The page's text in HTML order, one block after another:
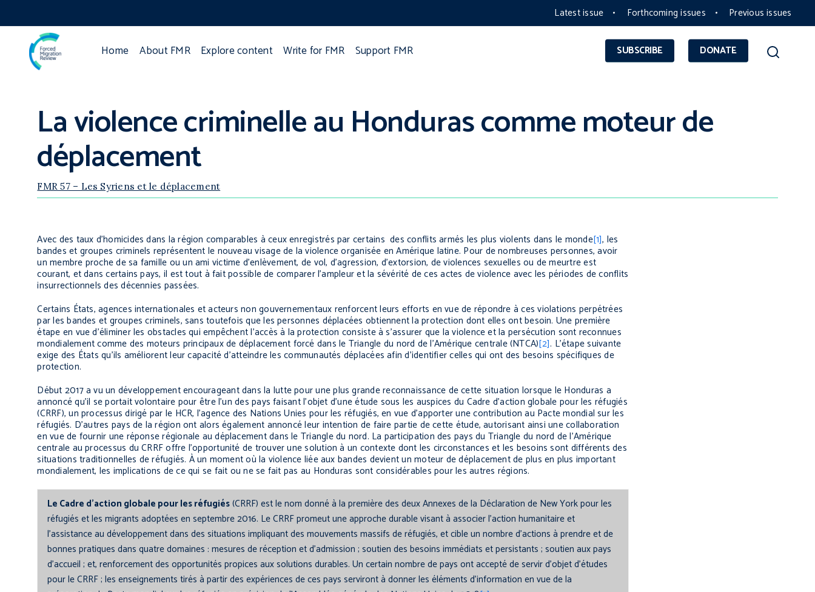
Latest issue Forthcoming issues Previous issues
SUBSCRIBE DONATE
Home About FMR Explore content Write for FMR Support FMR
La violence criminelle au Honduras comme moteur de
déplacement
FMR 57 – Les Syriens et le déplacement
Avec des taux d’homicides dans la région comparables à ceux enregistrés par certains des conflits armés les plus violents dans le monde[1], les
bandes et groupes criminels représentent le nouveau visage de la violence organisée en Amérique latine. Pour de nombreuses personnes, avoir
un membre proche de sa famille ou un ami victime d’enlèvement, de vol, d’agression, d’extorsion, de violences sexuelles ou de meurtre est
courant, et dans certains pays, il est tout à fait possible de comparer l’ampleur et la sévérité de ces actes de violence avec les périodes de conflits
insurrectionnels des décennies passées.
Certains États, agences internationales et acteurs non gouvernementaux renforcent leurs efforts en vue de répondre à ces violations perpétrées
par les bandes et groupes criminels, sans toutefois que les personnes déplacées obtiennent la protection dont elles ont besoin. Une première
étape en vue d’éliminer les obstacles qui empêchent l’accès à la protection consiste à s’assurer que la violence et la persécution sont reconnues
mondialement comme des moteurs principaux de déplacement forcé dans le Triangle du nord de l’Amérique centrale (NTCA)[2]. L’étape suivante
exige des États qu’ils améliorent leur capacité d’atteindre les communautés déplacées afin d’identifier celles qui ont des besoins spécifiques de
protection.
Début 2017 a vu un développement encourageant dans la lutte pour une plus grande reconnaissance de cette situation lorsque le Honduras a
annoncé qu’il se portait volontaire pour être l’un des pays faisant l’objet d’une étude sous les auspices du Cadre d’action globale pour les réfugiés
(CRRF), un processus dirigé par le HCR, l’agence des Nations Unies pour les réfugiés, en vue d’apporter une contribution au Pacte mondial sur les
réfugiés. D’autres pays de la région ont alors également annoncé leur intention de faire partie de cette étude, autorisant ainsi une collaboration
en vue de fournir une réponse régionale au déplacement dans le Triangle du nord. La participation des pays du Triangle du nord de l’Amérique
centrale au processus du CRRF offre l’opportunité de trouver une solution à un contexte dont les circonstances et les besoins sont différents des
situations traditionnelles de réfugiés. À un moment où la violence liée aux bandes devient un moteur de déplacement de plus en plus important
mondialement, les implications de ce qui se fait ou ne se fait pas au Honduras sont considérables pour les autres régions.
Le Cadre d’action globale pour les réfugiés(CRRF) est le nom donné à la première des deux Annexes de la Déclaration de New York pour les
réfugiés et les migrants adoptées en septembre 2016. Le CRRF promeut une approche durable visant à associer l’action humanitaire et
l’assistance au développement dans des situations impliquant des mouvements massifs de réfugiés, et cible un nombre d’actions à prendre et de
bonnes pratiques dans quatre domaines : mesures de réception et d’admission ; soutien des besoins immédiats et persistants ; soutien aux pays
d’accueil ; et, renforcement des opportunités propices aux solutions durables. Un certain nombre de pays ont accepté de servir d’objet d’études
pour le CRRF ; les enseignements tirés à partir des expériences de ces pays serviront à donner les éléments d’information en vue de la